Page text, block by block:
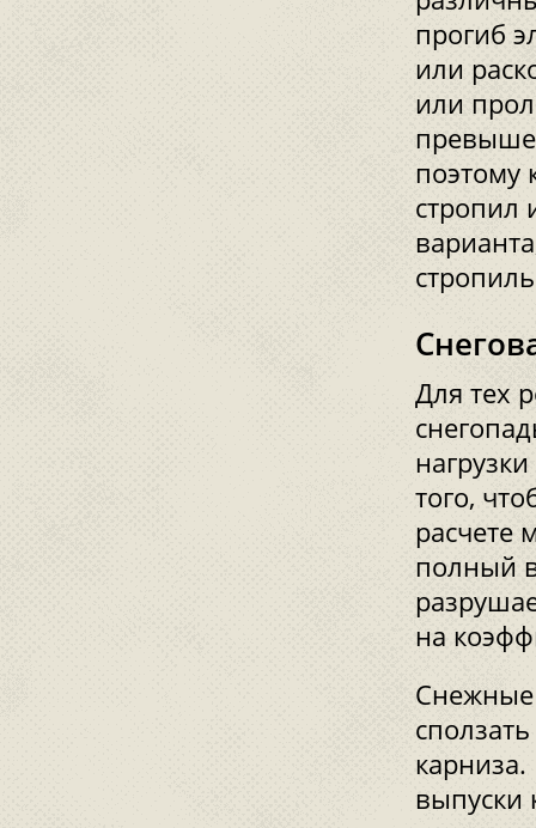
прогиб
или
или
поэтому
стропил
Для тех
того,
расчете
полный
на
Снежные
выпуски